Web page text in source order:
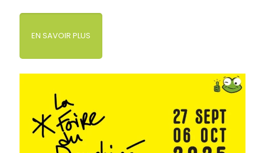
EN SAVOIR PLUS